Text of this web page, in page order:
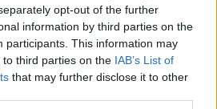
opt-out of the further
information by third parties on the
participants. This information may
third parties on the IAB’s List of
that may further disclose it to other
promóképeink, a Fringe-
galériát prezentálunk, bezony.
harmadik évados szereplőiről